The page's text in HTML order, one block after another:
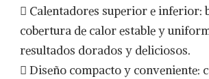
 Calentadores superior e inferior:
cobertura de calor estable y
resultados dorados y deliciosos.
 Diseño compacto y conveniente: